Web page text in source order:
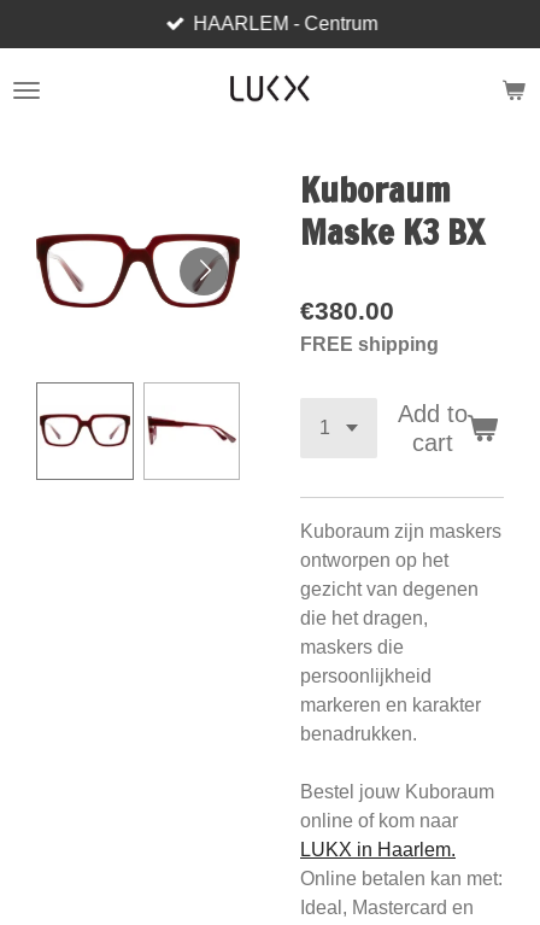
to
main
HAARLEM - Centrum
Kuboraum
Maske K3 BX
€380.00
FREE shipping
Add to
cart
Kuboraum zijn maskers
ontworpen op het
gezicht van degenen
die het dragen,
maskers die
persoonlijkheid
markeren en karakter
benadrukken.
Bestel jouw Kuboraum
online of kom naar
LUKX in Haarlem.
Online betalen kan met:
Ideal, Mastercard en